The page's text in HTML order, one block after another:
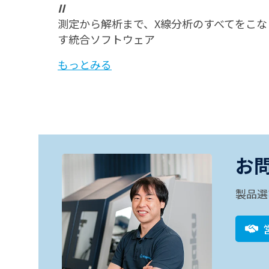
II
測定から解析まで、X線分析のすべてをこな
す統合ソフトウェア
もっとみる
お
製品